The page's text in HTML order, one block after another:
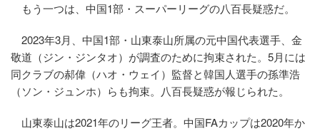
もう一つは、中国1部・スーパーリーグの八百長疑惑だ。
2023年3月、中国1部・山東泰山所属の元中国代表選手、金
敬道（ジン・ジンタオ）が調査のために拘束された。5月には
同クラブの郝偉（ハオ・ウェイ）監督と韓国人選手の孫準浩
（ソン・ジュンホ）らも拘束。八百長疑惑が報じられた。
山東泰山は2021年のリーグ王者。中国FAカップは2020年か